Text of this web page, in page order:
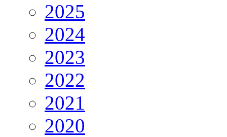
2025
2024
2023
2022
2021
2020